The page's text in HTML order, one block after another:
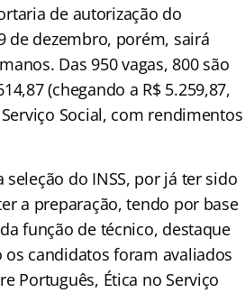
de autorização do
de dezembro, porém, sairá
Das 950 vagas, 800 são
(chegando a R$ 5.259,87,
Social, com rendimentos
do INSS, por já ter sido
a preparação, tendo por base
função de técnico, destaque
candidatos foram avaliados
Português, Ética no Serviço